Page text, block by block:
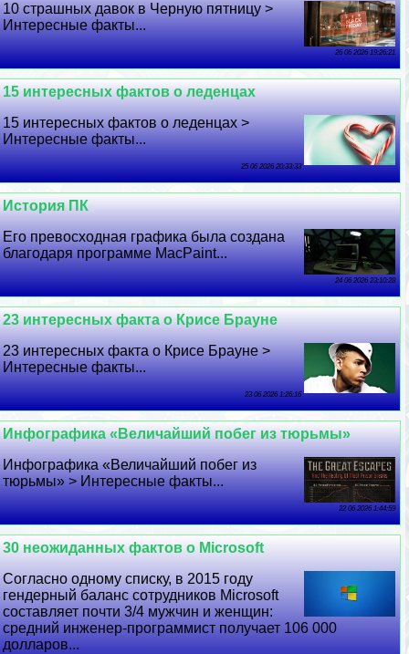
10 страшных давок в Черную пятницу >
Интересные факты...
26 06 2026 19:26:21
15 интересных фактов о леденцах
15 интересных фактов о леденцах >
Интересные факты...
25 06 2026 20:33:33
История ПК
Его превосходная графика была создана
благодаря программе MacPaint...
24 06 2026 23:10:28
23 интересных факта о Крисе Брауне
23 интересных факта о Крисе Брауне >
Интересные факты...
23 06 2026 1:26:16
Инфографика «Величайший побег из тюрьмы»
Инфографика «Величайший побег из
тюрьмы» > Интересные факты...
22 06 2026 1:44:59
30 неожиданных фактов о Microsoft
Согласно одному списку, в 2015 году
гендерный баланс сотрудников Microsoft
составляет почти 3/4 мужчин и женщин:
средний инженер-программист получает 106 000
долларов...